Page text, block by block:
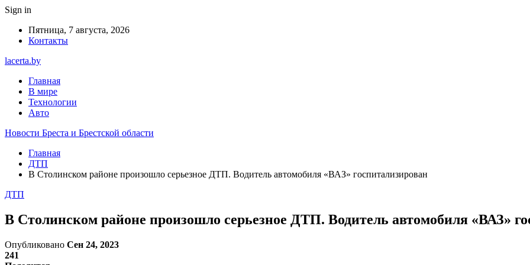
Sign in
Пятница, 7 августа, 2026
Контакты
lacerta.by
Главная
В мире
Технологии
Авто
Новости Бреста и Брестской области
Главная
ДТП
В Столинском районе произошло серьезное ДТП. Водитель автомобиля «ВАЗ» госпитализирован
ДТП
В Столинском районе произошло серьезное ДТП. Водитель автомобиля «ВАЗ»
Опубликовано Сен 24, 2023
241